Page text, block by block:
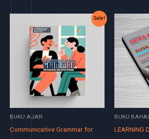
Sale!
BUKU AJAR
Communicative Grammar for
was:
Rp50.000.
price
Rp40.000.
BUKU
LEARNING